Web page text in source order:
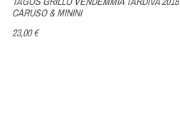
CARUSO & MININI
23,00 €